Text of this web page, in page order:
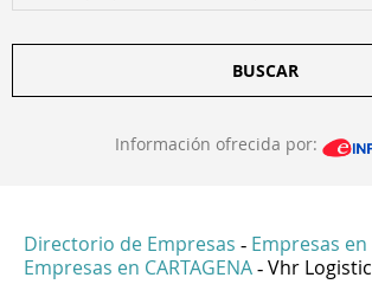
BUSCAR
Información ofrecida por:
Directorio de Empresas - Empresas en
Empresas en CARTAGENA - Vhr Logistic